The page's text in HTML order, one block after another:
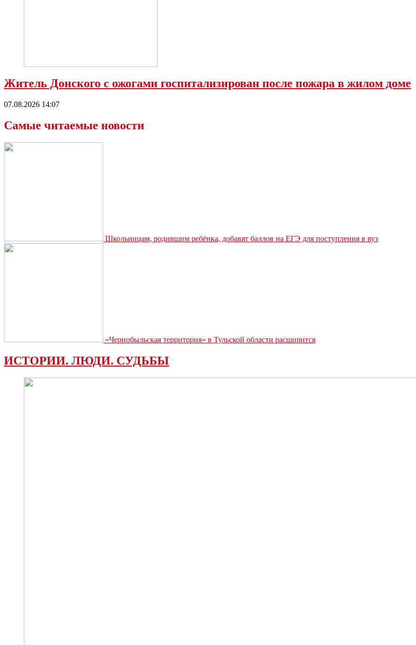
Житель Донского с ожогами госпитализирован после пожара в жилом доме
07.08.2026 14:07
Самые читаемые новости
Школьницам, родившим ребёнка, добавят баллов на ЕГЭ для поступления в вуз
«Чернобыльская территория» в Тульской области расширится
ИСТОРИИ. ЛЮДИ. СУДЬБЫ